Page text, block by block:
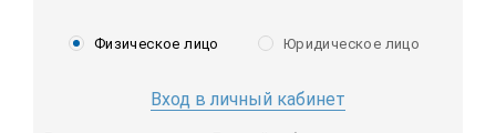
Физическое лицо Юридическое лицо
Вход в личный кабинет